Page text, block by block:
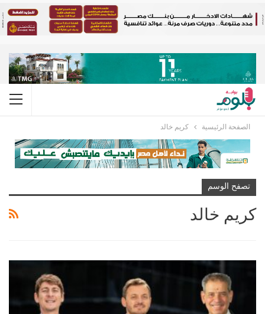
الصفحة الرئيسية كريم خالد
تصفح الوسم
كريم خالد